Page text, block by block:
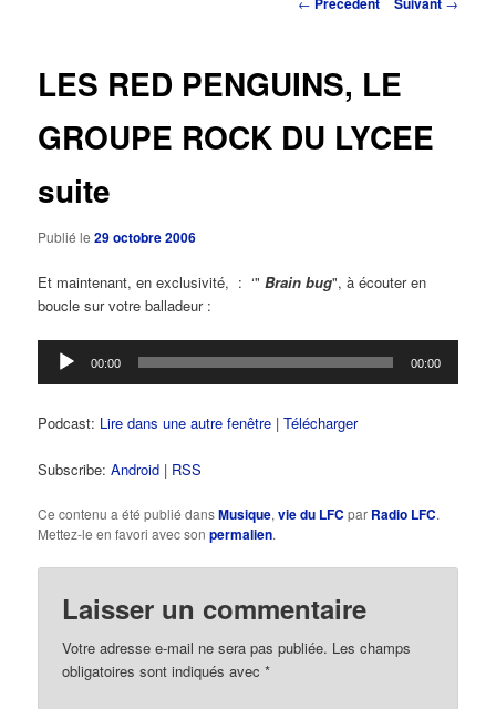
LES RED PENGUINS, LE
GROUPE ROCK DU LYCEE
suite
Publié le29 octobre 2006
Et maintenant, en exclusivité, : ‘" Brain bug", à écouter en
boucle sur votre balladeur :
Lecteur
audio
00:00 00:00
Podcast: Lire dans une autre fenêtre |Télécharger
Subscribe:Android | RSS
Ce contenu a été publié dansMusique,vie du LFC par Radio LFC.
Mettez-le en favori avec sonpermalien.
Laisser un commentaire
Votre adresse e-mail ne sera pas publiée. Les champs
obligatoires sont indiqués avec*